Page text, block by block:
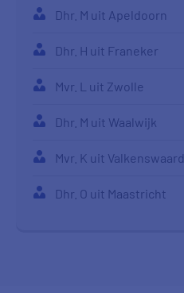
Dhr. M uit Apeldoorn
Dhr. H uit Franeker
Mvr. L uit Zwolle
Dhr. M uit Waalwijk
Mvr. K uit Valkenswaard
Dhr. O uit Maastricht